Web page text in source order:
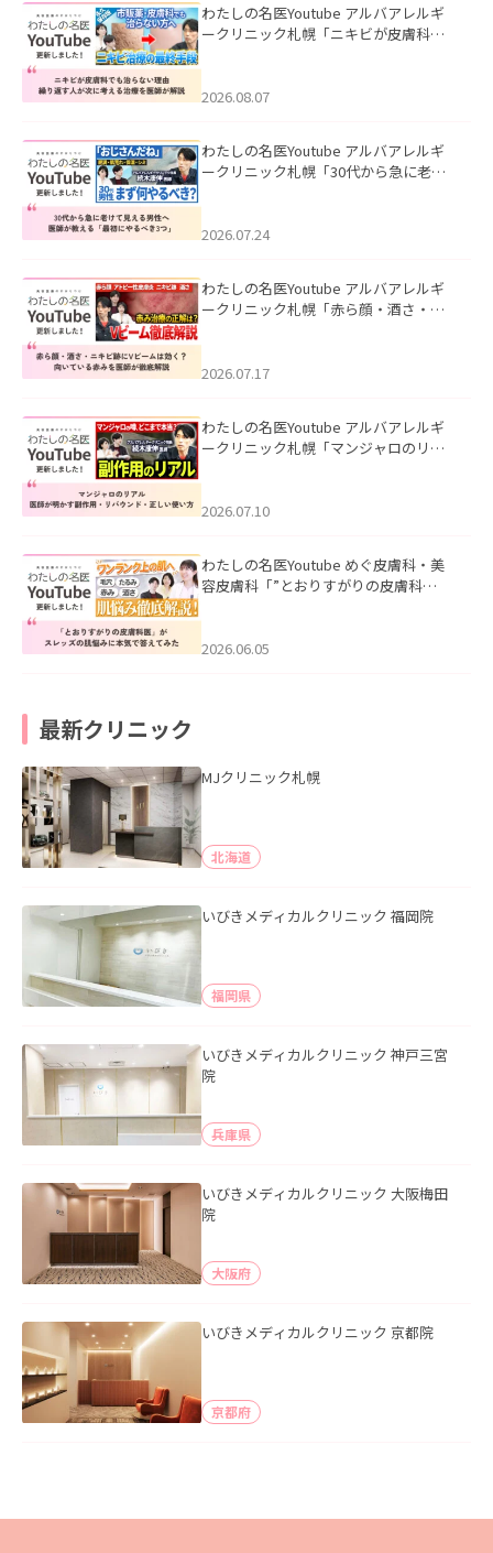
わたしの名医Youtube アルバアレルギ
ークリニック札幌「ニキビが皮膚科で
ました。
2026.08.07
わたしの名医Youtube アルバアレルギ
ークリニック札幌「30代から急に老け
た。
2026.07.24
わたしの名医Youtube アルバアレルギ
ークリニック札幌「赤ら顔・酒さ・ニ
した。
2026.07.17
わたしの名医Youtube アルバアレルギ
ークリニック札幌「マンジャロのリア
た。
2026.07.10
わたしの名医Youtube めぐ皮膚科・美
容皮膚科「”とおりすがりの皮膚科
2026.06.05
最新クリニック
MJクリニック札幌
北海道
いびきメディカルクリニック 福岡院
福岡県
いびきメディカルクリニック 神戸三宮
院
兵庫県
いびきメディカルクリニック 大阪梅田
院
大阪府
いびきメディカルクリニック 京都院
京都府